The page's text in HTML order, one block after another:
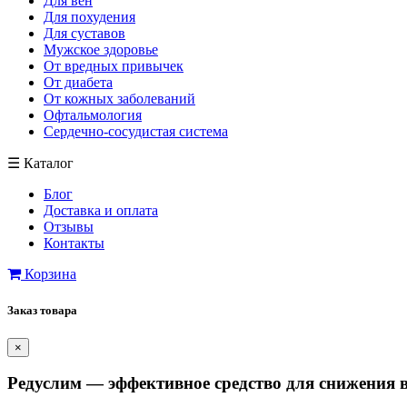
Для похудения
Для суставов
Мужское здоровье
От вредных привычек
От диабета
От кожных заболеваний
Офтальмология
Сердечно-сосудистая система
☰ Каталог
Блог
Доставка и оплата
Отзывы
Контакты
Корзина
Заказ товара
×
Редуслим — эффективное средство для снижения